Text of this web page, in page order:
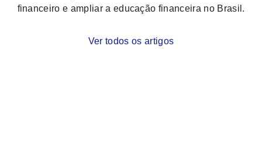
financeiro e ampliar a educação financeira no Brasil.
Ver todos os artigos